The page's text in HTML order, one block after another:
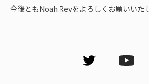
今後ともNoah Revをよろしくお願いいた